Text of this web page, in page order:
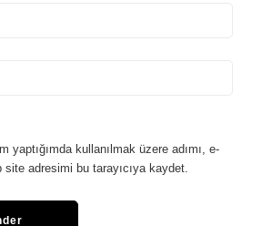
yaptığımda kullanılmak üzere adımı, e-
adresimi bu tarayıcıya kaydet.